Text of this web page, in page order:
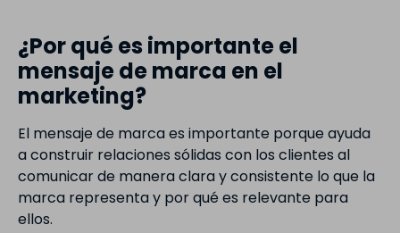
¿Por qué es importante el
mensaje de marca en el
marketing?
El mensaje de marca es importante porque ayuda
a construir relaciones sólidas con los clientes al
comunicar de manera clara y consistente lo que la
marca representa y por qué es relevante para
ellos.